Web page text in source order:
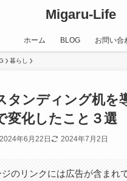
Migaru-Life
ホーム BLOG お問い合
暮らし
タンディング机を
変化したこと３選
2024年6月22日 2024年7月2日
のリンクには広告が含まれ